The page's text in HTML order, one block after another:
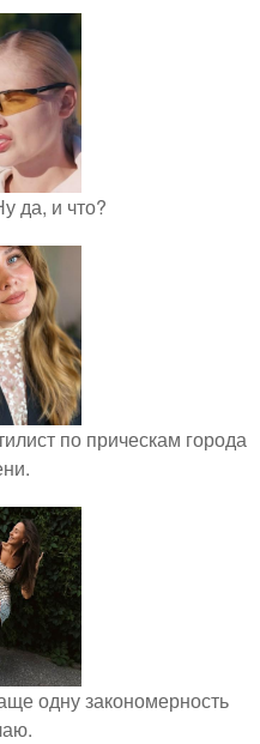
да, и что?
по прическам города
одну закономерность